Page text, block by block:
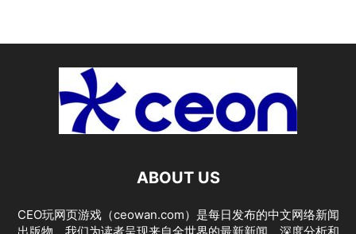
ABOUT US
CEO玩网页游戏（ceowan.com）是每日发布的中文网络新闻